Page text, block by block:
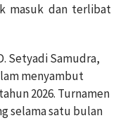
masuk dan terlibat
Setyadi Samudra,
menyambut
2026. Turnamen
selama satu bulan